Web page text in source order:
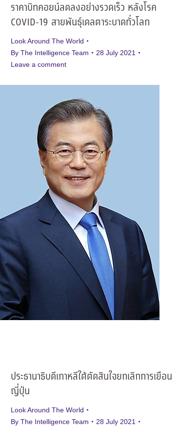
ราคาบิทคอยน์ลดลงอย่างรวดเร็ว หลังโรค
COVID-19 สายพันธุ์เดลตาระบาดทั่วโลก
Look Around The World
By The Intelligence Team
28 July 2021
Leave a comment
ประธานาธิบดีเกาหลีใต้ตัดสินใจยกเลิกการเยือน
ญี่ปุ่น
Look Around The World
By The Intelligence Team
28 July 2021